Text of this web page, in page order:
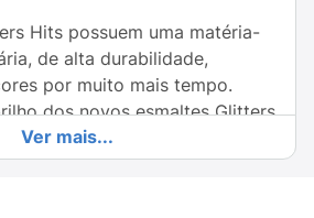
Hits possuem uma matéria-
de alta durabilidade,
por muito mais tempo.
dos novos esmaltes Glitters
Ver mais...